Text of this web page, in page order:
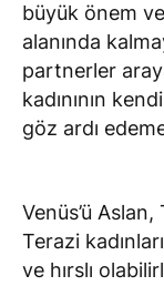
büyük önem
alanında
partnerler
kadınının
göz ardı
Venüs’ü
Terazi
ve hırslı